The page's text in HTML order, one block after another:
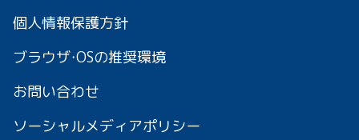
個人情報保護方針
ブラウザ・OSの推奨環境
お問い合わせ
ソーシャルメディアポリシー